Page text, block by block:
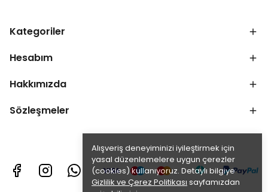
Alışveriş deneyiminizi iyileştirmek için
yasal düzenlemelere uygun çerezler
(cookies) kullanıyoruz. Detaylı bilgiye
Gizlilik ve Çerez Politikası sayfamızdan
Kategoriler
Hesabım
Hakkımızda
Sözleşmeler